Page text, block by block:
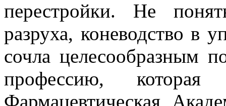
перестройки. Не
разруха, коневодство в
сочла целесообразным
профессию,
Фармацевтическая